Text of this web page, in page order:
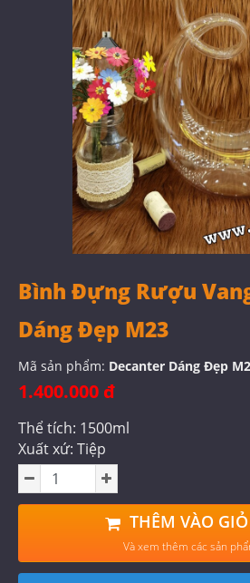
Bình Đựng Rượu
Dáng Đẹp M23
Mã sản phẩm: Decanter Dáng Đẹp
1.400.000 đ
Thể tích: 1500ml
Xuất xứ: Tiệp
THÊM VÀO
Và xem thêm các sản